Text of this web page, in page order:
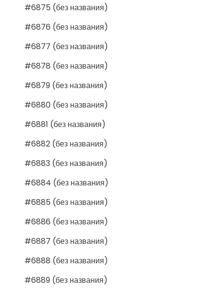
#6875 (без названия)
#6876 (без названия)
#6877 (без названия)
#6878 (без названия)
#6879 (без названия)
#6880 (без названия)
#6881 (без названия)
#6882 (без названия)
#6883 (без названия)
#6884 (без названия)
#6885 (без названия)
#6886 (без названия)
#6887 (без названия)
#6888 (без названия)
#6889 (без названия)